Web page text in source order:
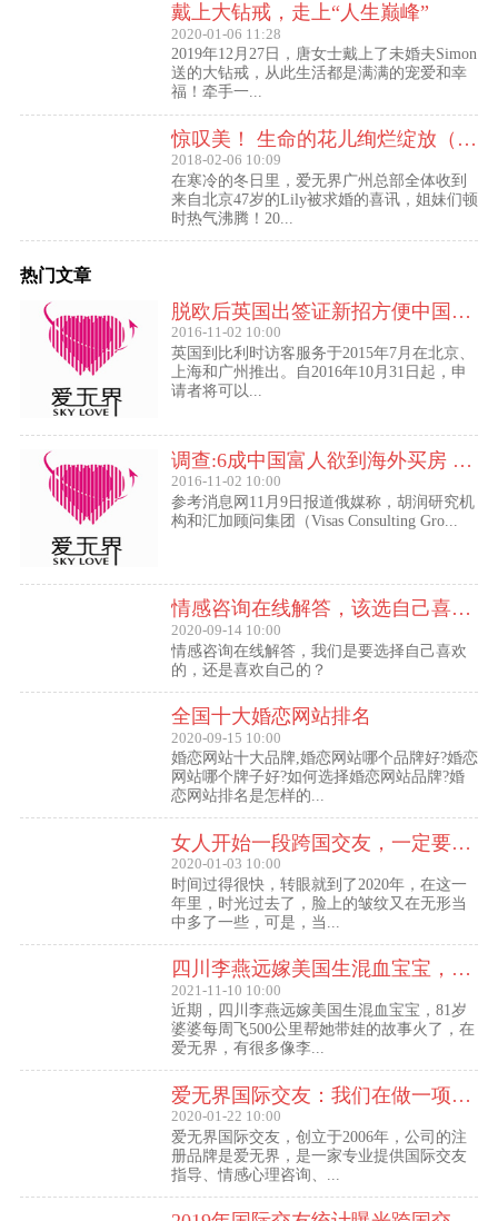
戴上大钻戒，走上“人生巅峰”
2020-01-06 11:28
2019年12月27日，唐女士戴上了未婚夫Simon
送的大钻戒，从此生活都是满满的宠爱和幸
福！牵手一...
惊叹美！ 生命的花儿绚烂绽放（47岁的Lily结婚啦！）
2018-02-06 10:09
在寒冷的冬日里，爱无界广州总部全体收到
来自北京47岁的Lily被求婚的喜讯，姐妹们顿
时热气沸腾！20...
热门文章
脱欧后英国出签证新招方便中国访客进入欧盟
2016-11-02 10:00
英国到比利时访客服务于2015年7月在北京、
上海和广州推出。自2016年10月31日起，申
请者将可以...
调查:6成中国富人欲到海外买房 最想移民去美国
2016-11-02 10:00
参考消息网11月9日报道俄媒称，胡润研究机
构和汇加顾问集团（Visas Consulting Gro...
情感咨询在线解答，该选自己喜欢的,还是喜欢自己的？
2020-09-14 10:00
情感咨询在线解答，我们是要选择自己喜欢
的，还是喜欢自己的？
全国十大婚恋网站排名
2020-09-15 10:00
婚恋网站十大品牌,婚恋网站哪个品牌好?婚恋
网站哪个牌子好?如何选择婚恋网站品牌?婚
恋网站排名是怎样的...
女人开始一段跨国交友，一定要问自己这几个问题
2020-01-03 10:00
时间过得很快，转眼就到了2020年，在这一
年里，时光过去了，脸上的皱纹又在无形当
中多了一些，可是，当...
四川李燕远嫁美国生混血宝宝，这些跨国交友的真实故事可能你还没听过！
2021-11-10 10:00
近期，四川李燕远嫁美国生混血宝宝，81岁
婆婆每周飞500公里帮她带娃的故事火了，在
爱无界，有很多像李...
爱无界国际交友：我们在做一项关于女人幸福的事业
2020-01-22 10:00
爱无界国际交友，创立于2006年，公司的注
册品牌是爱无界，是一家专业提供国际交友
指导、情感心理咨询、...